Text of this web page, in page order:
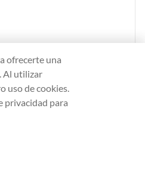
SEO specialist and digital
pushing the boundaries
Based in
Belal marries technical
to help brands and
engines and social
ofrecerte una
Al utilizar
uso de cookies.
privacidad para